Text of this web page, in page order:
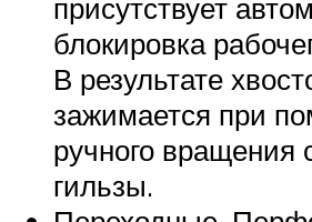
присутствует
блокировка
В результате
зажимается при
ручного вращения
гильзы.